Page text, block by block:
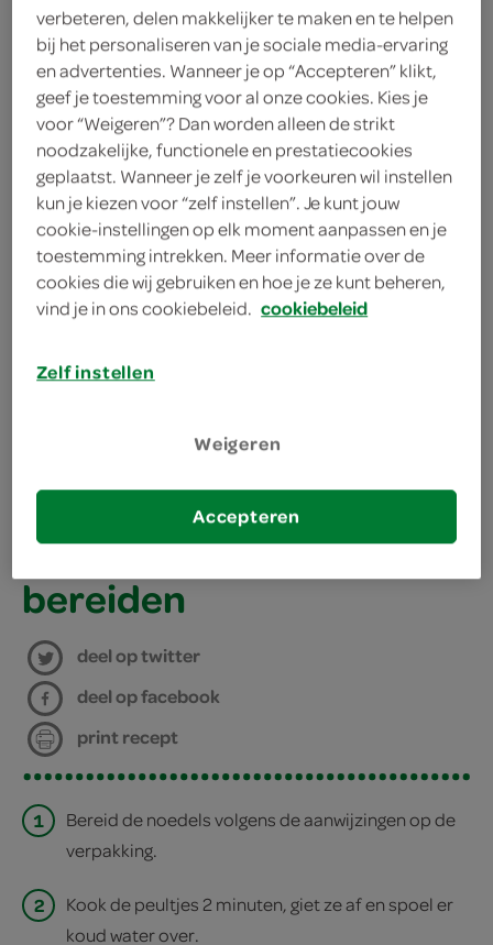
3 eetlepels sojasaus
1 prei
400 gram gerookte kipreepjes
150 gram mais
3 teentjes knoflook
5 eetlepels arachideolie
5 eetlepels wokolie
400 gram peultjes
bereiden
deel op twitter
deel op facebook
print recept
1
Bereid de noedels volgens de aanwijzingen op de
verpakking.
2
Kook de peultjes 2 minuten, giet ze af en spoel er
koud water over.
verbeteren, delen makkelijker te maken en te helpen
bij het personaliseren van je sociale media-ervaring
en advertenties. Wanneer je op “Accepteren” klikt,
geef je toestemming voor al onze cookies. Kies je
voor “Weigeren”? Dan worden alleen de strikt
noodzakelijke, functionele en prestatiecookies
geplaatst. Wanneer je zelf je voorkeuren wil instellen
kun je kiezen voor “zelf instellen”. Je kunt jouw
cookie-instellingen op elk moment aanpassen en je
toestemming intrekken. Meer informatie over de
cookies die wij gebruiken en hoe je ze kunt beheren,
vind je in ons cookiebeleid. cookiebeleid
Zelf instellen
Weigeren
Accepteren